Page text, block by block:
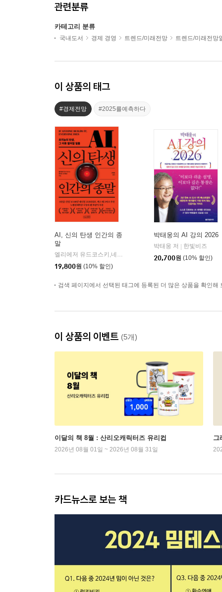
관련분류
카테고리 분류
국내도서 경제 경영 트렌드/미래전망 트렌드/미래전망
이 상품의 태그
#경제전망 #2025를예측하다
AI, 신의 탄생 인간의 종
말
엘리에저 유드코스키,네이트 소아레스 공저/고영훈 역 | 상상스
19,800원 (10% 할인)
박태웅의 AI 강의 2026
박태웅 저
한빛비즈
20,700원 (10% 할인)
검색 페이지에서 선택된 태그에 등록된 더 많은 상품을 확인해
이 상품의 이벤트 (5개)
이달의 책 8월 : 산리오캐릭터즈 유리컵
2026년 08월 01일 ~ 2026년 08월 31일
그
카드뉴스로 보는 책